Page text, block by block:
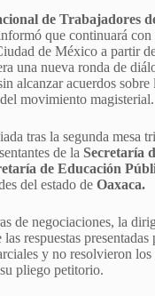
de Trabajadores
que continuará con
de México a partir
una nueva ronda de
alcanzar acuerdos sobre
movimiento magisterial.
tras la segunda mesa
de la Secretaría
de Educación
del estado de Oaxaca.
de negociaciones, la
respuestas presentadas
y no resolvieron los
pliego petitorio.